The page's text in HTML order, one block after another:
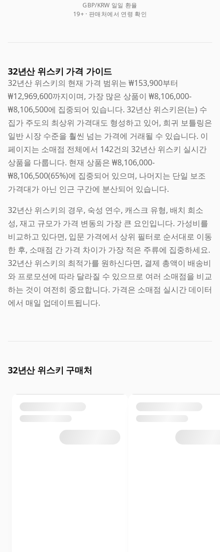
GBP/KRW 일일 환율
19+ · 판매처에서 연령 확인
32년산 위스키 가격 가이드
32년산 위스키의 현재 가격 범위는 ₩153,900부터
₩12,969,600까지이며, 가장 많은 상품이 ₩8,106,000-
₩8,106,500에 집중되어 있습니다. 32년산 위스키은(는) 수
집가 주도의 최상위 가격대도 형성하고 있어, 희귀 보틀링은
일반 시장 수준을 훨씬 넘는 가격에 거래될 수 있습니다. 이
페이지는 소매점 전체에서 142건의 32년산 위스키 실시간
상품을 다룹니다. 현재 상품은 ₩8,106,000-
₩8,106,500(65%)에 집중되어 있으며, 나머지는 단일 보조
가격대가 아닌 인근 구간에 분산되어 있습니다.
32년산 위스키의 경우, 숙성 연수, 캐스크 유형, 배치 희소
성, 재고 규모가 가격 변동의 가장 큰 요인입니다. 가성비를
비교하고 있다면, 입문 가격에서 상위 필터로 순서대로 이동
한 후, 소매점 간 가격 차이가 가장 적은 주류에 집중하세요.
32년산 위스키의 최적가를 원하신다면, 결제 총액이 배송비
와 프로모션에 따라 달라질 수 있으므로 여러 소매점을 비교
하는 것이 여전히 중요합니다. 가격은 소매점 실시간 데이터
에서 매일 업데이트됩니다.
32년산 위스키 구매처